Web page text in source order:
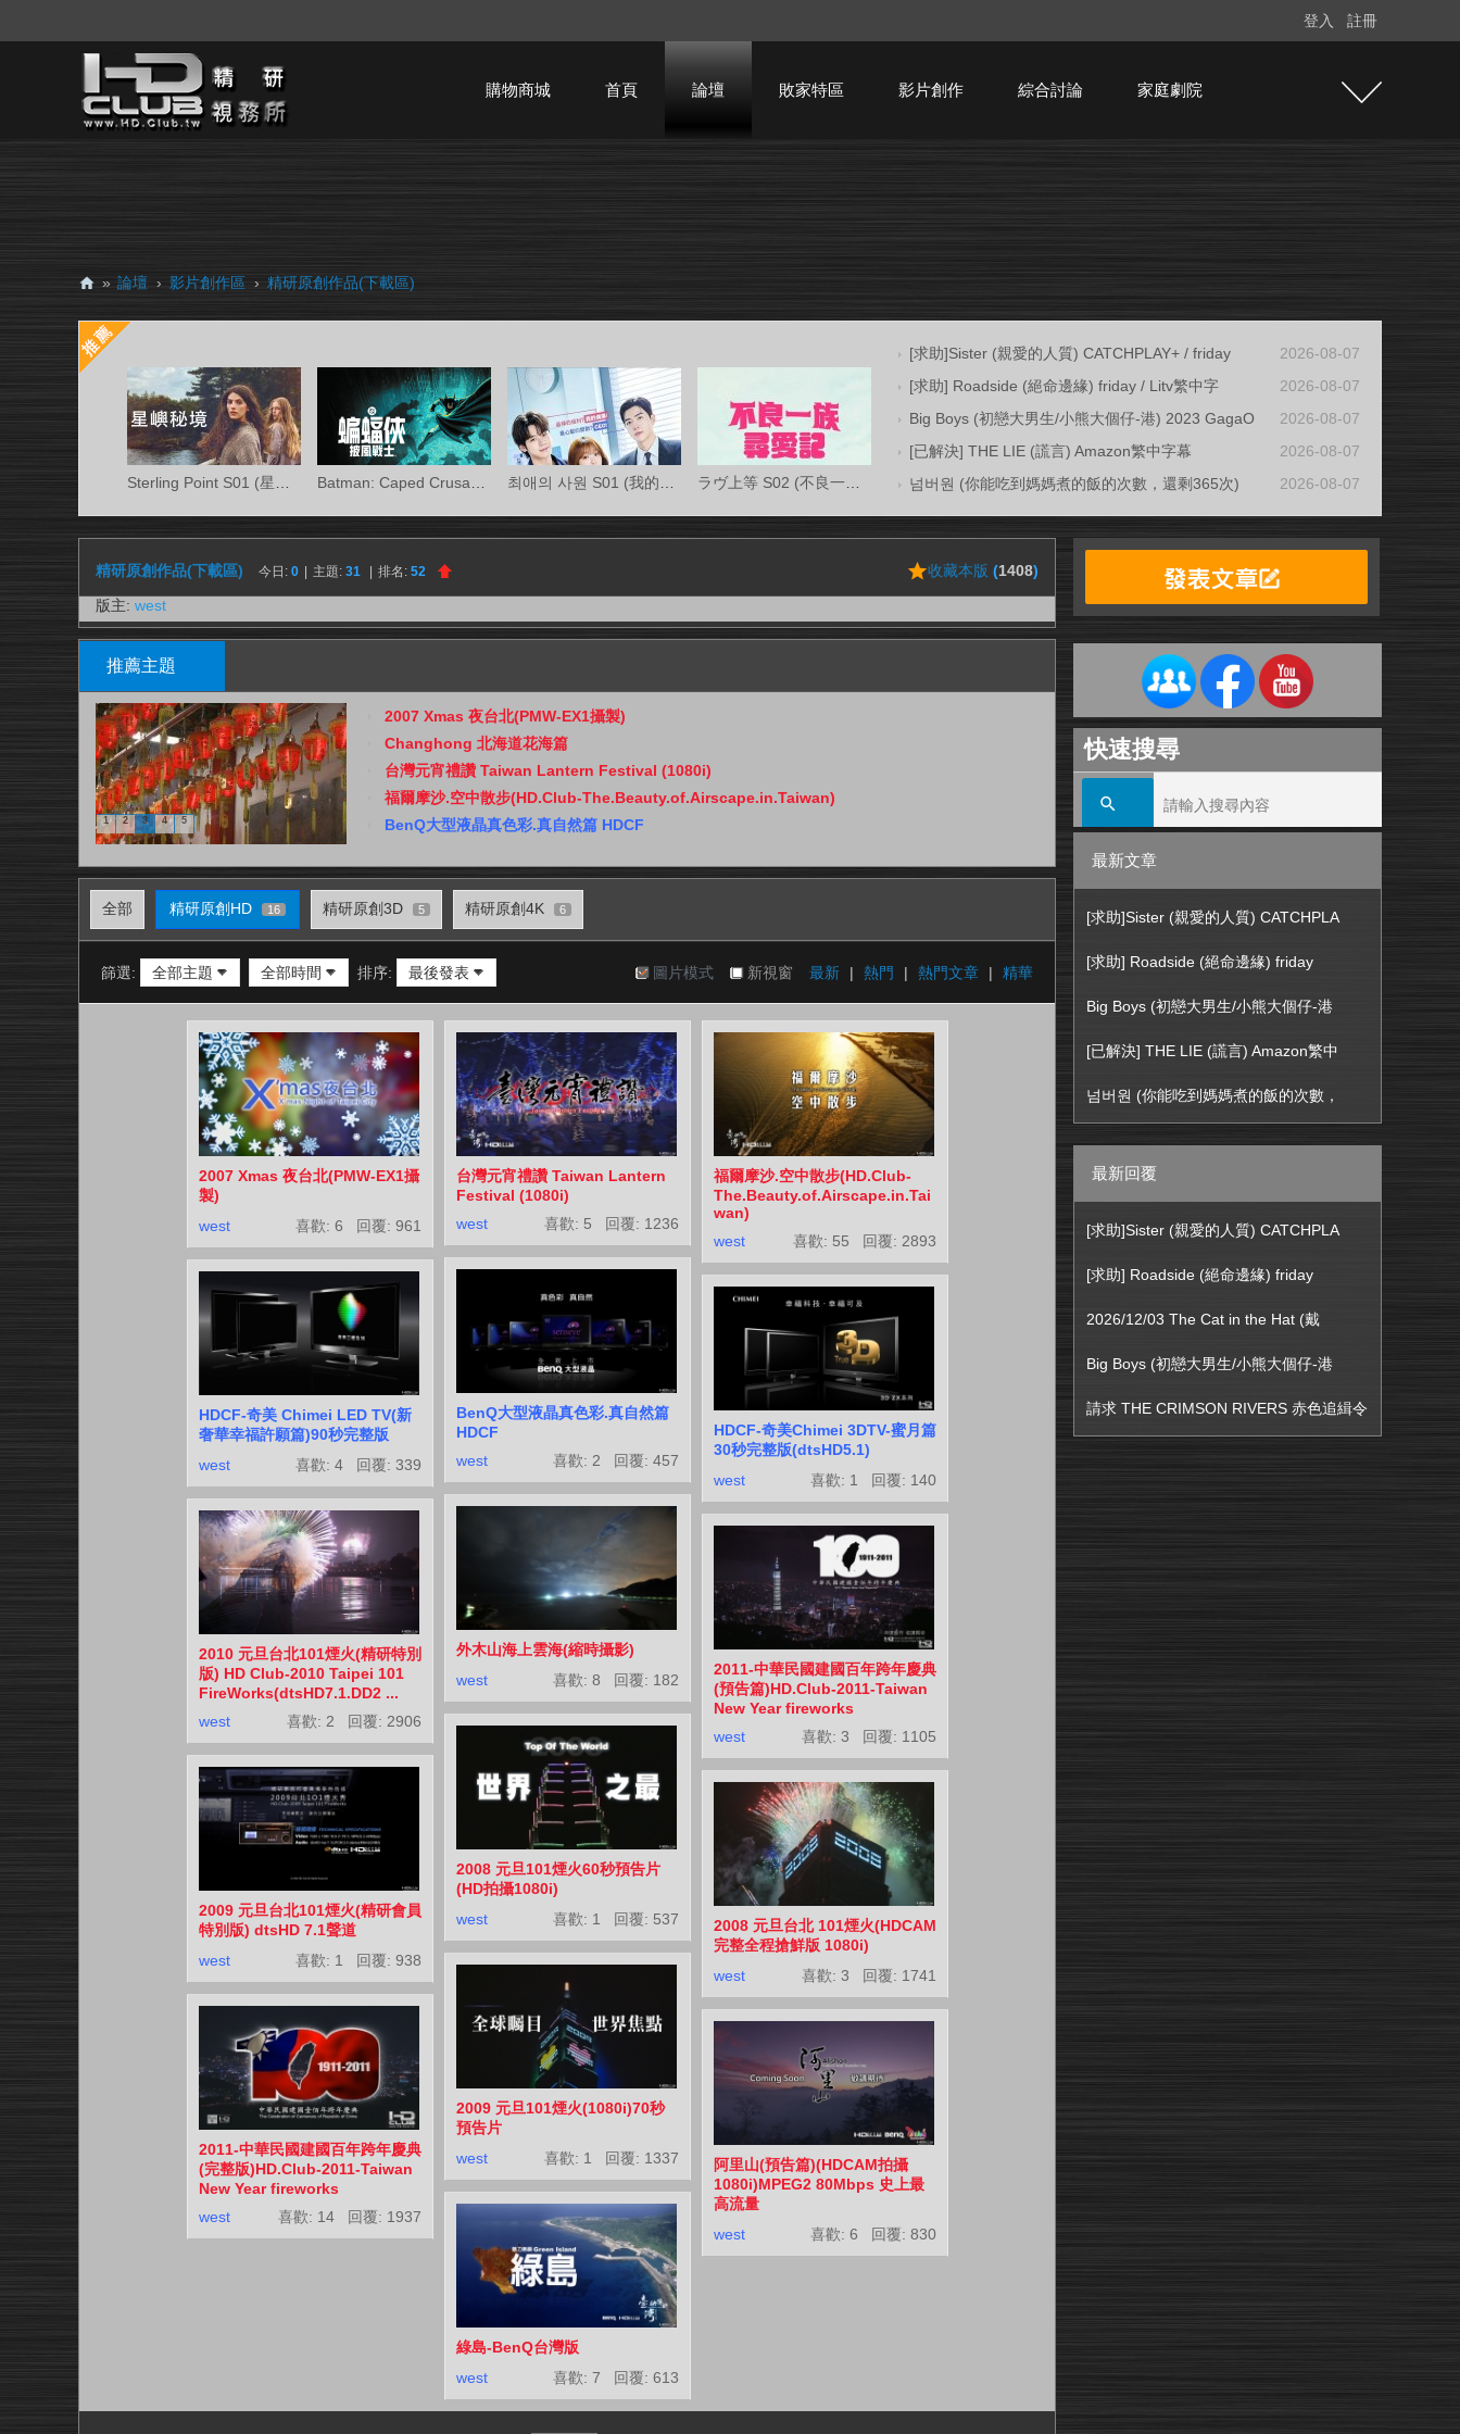
登入 註冊
購物商城 首頁 論壇 敗家特區 影片創作 綜合討論 家庭劇院
D.
Cl
務
» 論壇 › 影片創作區 › 精研原創作品(下載區)
[求助]Sister (親愛的人質) CATCHPLAY+ / friday
2026-08-07
[求助] Roadside (絕命邊緣) friday / Litv繁中字
2026-08-07
Big Boys (初戀大男生/小熊大個仔-港) 2023 GagaO
2026-08-07
[已解決] THE LIE (謊言) Amazon繁中字幕
2026-08-07
넘버원 (你能吃到媽媽煮的飯的次數，還剩365次)
2026-08-07
收藏本版 (1408)
精研原創作品(下載區) 今日: 0 主題: 31 排名: 52
版主: west
推薦主題
1 2 3 4 5
2007 Xmas 夜台北(PMW-EX1攝製)
Changhong 北海道花海篇
台灣元宵禮讚 Taiwan Lantern Festival (1080i)
福爾摩沙.空中散步(HD.Club-The.Beauty.of.Airscape.in.Taiwan)
BenQ大型液晶真色彩.真自然篇 HDCF
全部 精研原創HD 16 精研原創3D 5 精研原創4K 6
最新 | 熱門 | 熱門文章 | 精華
新視窗
圖片模式
篩選: 全部主題 全部時間 排序: 最後發表
2007 Xmas 夜台北(PMW-EX1攝
製)
喜歡: 6 回覆: 961
west
台灣元宵禮讚 Taiwan Lantern
Festival (1080i)
喜歡: 5 回覆: 1236
west
福爾摩沙.空中散步(HD.Club-
The.Beauty.of.Airscape.in.Tai
wan)
喜歡: 55 回覆: 2893
west
BenQ大型液晶真色彩.真自然篇
HDCF
喜歡: 2 回覆: 457
west
HDCF-奇美 Chimei LED TV(新
奢華幸福許願篇)90秒完整版
喜歡: 4 回覆: 339
west
HDCF-奇美Chimei 3DTV-蜜月篇
30秒完整版(dtsHD5.1)
喜歡: 1 回覆: 140
west
外木山海上雲海(縮時攝影)
喜歡: 8 回覆: 182
west
2010 元旦台北101煙火(精研特別
版) HD Club-2010 Taipei 101
FireWorks(dtsHD7.1.DD2 ...
喜歡: 2 回覆: 2906
west
2011-中華民國建國百年跨年慶典
(預告篇)HD.Club-2011-Taiwan
New Year fireworks
喜歡: 3 回覆: 1105
west
2008 元旦101煙火60秒預告片
(HD拍攝1080i)
喜歡: 1 回覆: 537
west
2009 元旦台北101煙火(精研會員
特別版) dtsHD 7.1聲道
喜歡: 1 回覆: 938
west
2008 元旦台北 101煙火(HDCAM
完整全程搶鮮版 1080i)
喜歡: 3 回覆: 1741
west
2009 元旦101煙火(1080i)70秒
預告片
喜歡: 1 回覆: 1337
west
2011-中華民國建國百年跨年慶典
(完整版)HD.Club-2011-Taiwan
New Year fireworks
喜歡: 14 回覆: 1937
west
阿里山(預告篇)(HDCAM拍攝
1080i)MPEG2 80Mbps 史上最
高流量
喜歡: 6 回覆: 830
west
綠島-BenQ台灣版
喜歡: 7 回覆: 613
west
快速搜尋
最新文章
[求助]Sister (親愛的人質) CATCHPLA
[求助] Roadside (絕命邊緣) friday
Big Boys (初戀大男生/小熊大個仔-港
[已解決] THE LIE (謊言) Amazon繁中
넘버원 (你能吃到媽媽煮的飯的次數，
最新回覆
[求助]Sister (親愛的人質) CATCHPLA
[求助] Roadside (絕命邊緣) friday
2026/12/03 The Cat in the Hat (戴
Big Boys (初戀大男生/小熊大個仔-港
請求 THE CRIMSON RIVERS 赤色追緝令